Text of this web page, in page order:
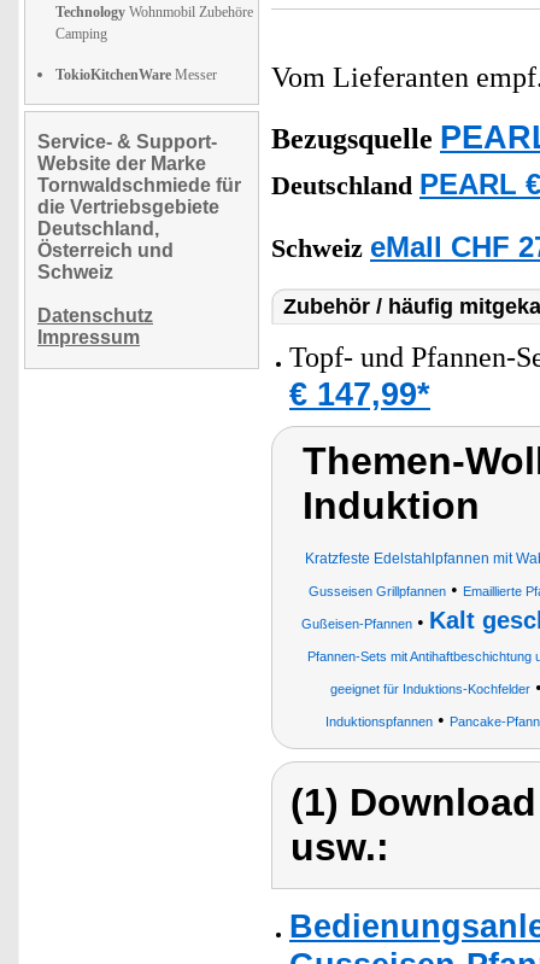
Technology Wohnmobil Zubehöre
Camping
TokioKitchenWare Messer
Service- & Support-
Website der Marke
Tornwaldschmiede für
die Vertriebsgebiete
Deutschland,
Österreich und
Schweiz
Datenschutz
Impressum
Vom Lieferanten
Bezugsquelle
Deutschland PEARL
Schweiz eMall CHF
Zubehör / häufig
Topf- und Pfannen-
€ 147,99*
Themen-
Induktion
Kratzfeste Edelstahlpfannen mit
Gusseisen Grillpfannen• Emaillierte
Gußeisen-Pfannen • Kalt
Pfannen-Sets mit Antihaftbeschichtung
geeignet für Induktions-Kochfelder
Induktionspfannen• Pancake-
(1)
usw.: